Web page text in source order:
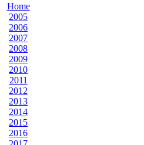
Home
2005
2006
2007
2008
2009
2010
2011
2012
2013
2014
2015
2016